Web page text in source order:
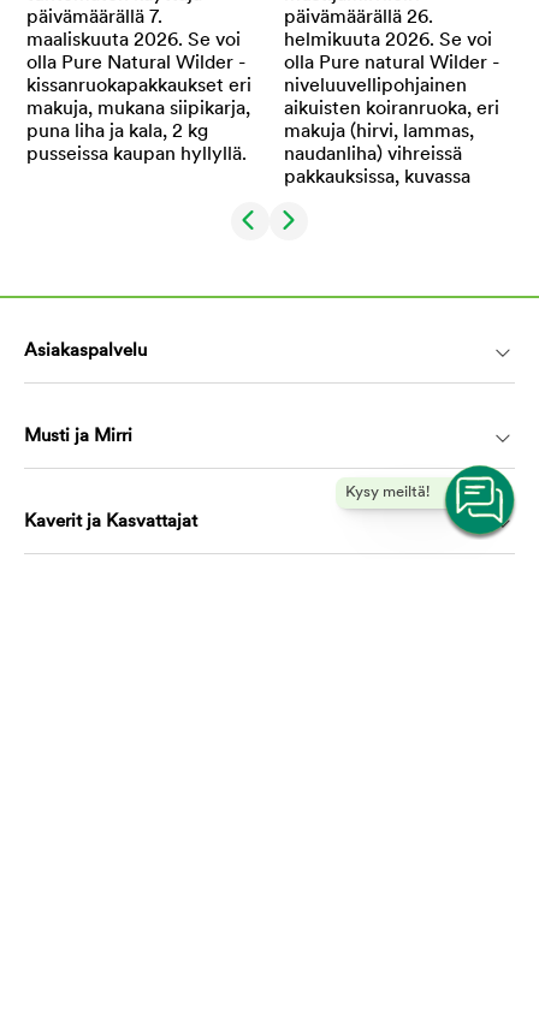
Kysy meiltä!
Asiakaspalvelu
Musti ja Mirri
Kaverit ja Kasvattajat